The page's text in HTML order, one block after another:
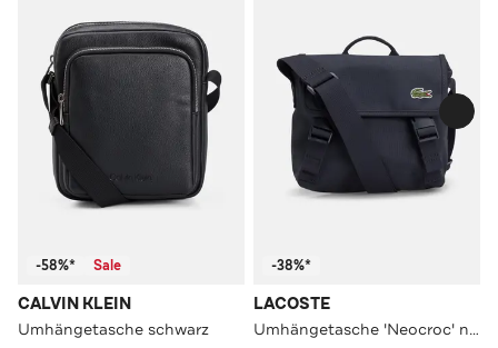
-58%* Sale
CALVIN KLEIN
Umhängetasche schwarz
-38%*
LACOSTE
Umhängetasche 'Neocroc' nachtblau